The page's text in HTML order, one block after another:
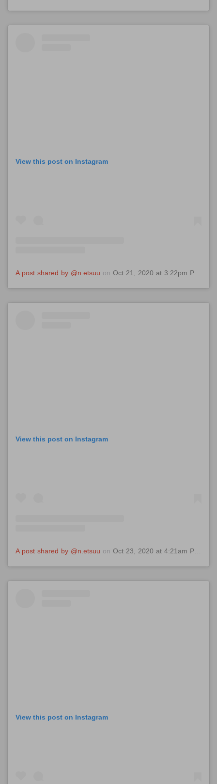
View this post on Instagram
A post shared by @n.etsuu on Oct 21, 2020 at 3:22pm PDT
View this post on Instagram
A post shared by @n.etsuu on Oct 23, 2020 at 4:21am PDT
View this post on Instagram